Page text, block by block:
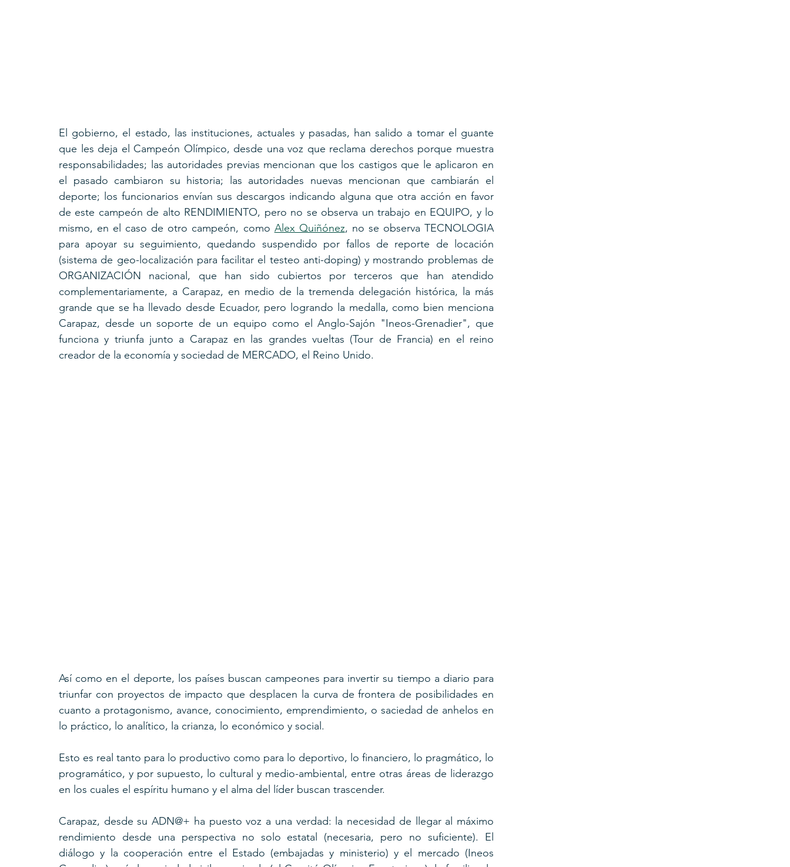
El gobierno, el estado, las instituciones, actuales y pasadas, han salido a tomar el guante
que les deja el Campeón Olímpico, desde una voz que reclama derechos porque muestra
responsabilidades; las autoridades previas mencionan que los castigos que le aplicaron en
el pasado cambiaron su historia; las autoridades nuevas mencionan que cambiarán el
deporte; los funcionarios envían sus descargos indicando alguna que otra acción en favor
de este campeón de alto RENDIMIENTO, pero no se observa un trabajo en EQUIPO, y lo
mismo, en el caso de otro campeón, como Alex Quiñónez, no se observa TECNOLOGIA
para apoyar su seguimiento, quedando suspendido por fallos de reporte de locación
(sistema de geo-localización para facilitar el testeo anti-doping) y mostrando problemas de
ORGANIZACIÓN nacional, que han sido cubiertos por terceros que han atendido
complementariamente, a Carapaz, en medio de la tremenda delegación histórica, la más
grande que se ha llevado desde Ecuador, pero logrando la medalla, como bien menciona
Carapaz, desde un soporte de un equipo como el Anglo-Sajón "Ineos-Grenadier", que
funciona y triunfa junto a Carapaz en las grandes vueltas (Tour de Francia) en el reino
creador de la economía y sociedad de MERCADO, el Reino Unido.
Así como en el deporte, los países buscan campeones para invertir su tiempo a diario para
triunfar con proyectos de impacto que desplacen la curva de frontera de posibilidades en
cuanto a protagonismo, avance, conocimiento, emprendimiento, o saciedad de anhelos en
lo práctico, lo analítico, la crianza, lo económico y social.
Esto es real tanto para lo productivo como para lo deportivo, lo financiero, lo pragmático, lo
programático, y por supuesto, lo cultural y medio-ambiental, entre otras áreas de liderazgo
en los cuales el espíritu humano y el alma del líder buscan trascender.
Carapaz, desde su ADN@+ ha puesto voz a una verdad: la necesidad de llegar al máximo
rendimiento desde una perspectiva no solo estatal (necesaria, pero no suficiente). El
diálogo y la cooperación entre el Estado (embajadas y ministerio) y el mercado (Ineos